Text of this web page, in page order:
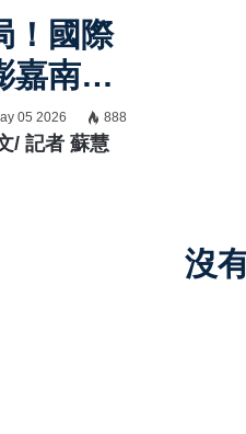
！國際
嘉南區
隊接棒
哲當
池任
05 2026 888
/ 記者 蘇慧
沒